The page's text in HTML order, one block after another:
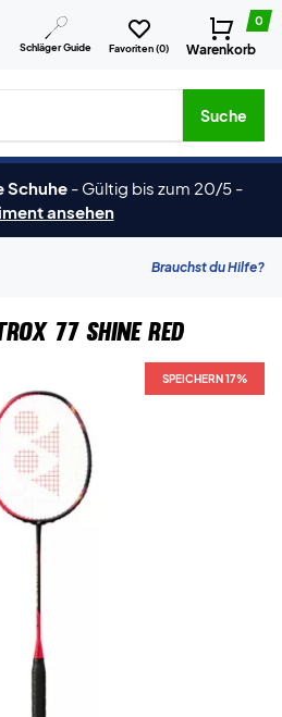
Schläger Guide Favoriten (0)
0
Warenkorb
Marken usw.
Suche
Schuhe - Gültig bis zum 20/5 -
ansehen
Brauchst du Hilfe?
77 Shine Red
SPEICHERN 17%